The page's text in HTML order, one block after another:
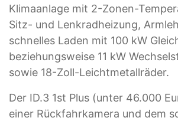
Klimaanlage mit 2-Zonen-
Sitz- und Lenkradheizung,
schnelles Laden mit 100 kW
beziehungsweise 11 kW
sowie 18-Zoll-Leichtmetallräder.
Der ID.3 1st Plus (unter 46.000
einer Rückfahrkamera und dem